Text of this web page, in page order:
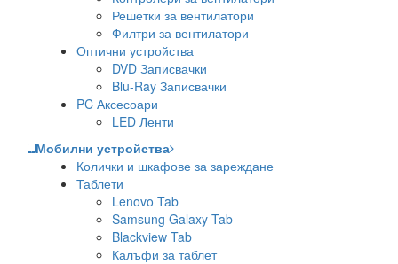
Решетки за вентилатори
Филтри за вентилатори
Оптични устройства
DVD Записвачки
Blu-Ray Записвачки
PC Аксесоари
LED Ленти
Мобилни устройства
Колички и шкафове за зареждане
Таблети
Lenovo Tab
Samsung Galaxy Tab
Blackview Tab
Калъфи за таблет